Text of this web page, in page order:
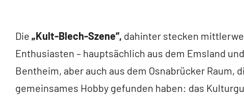
Die „Kult-Blech-Szene“, dahinter stecken
Enthusiasten – hauptsächlich aus dem Emsland
Bentheim, aber auch aus dem Osnabrücker Raum,
gemeinsames Hobby gefunden haben: das